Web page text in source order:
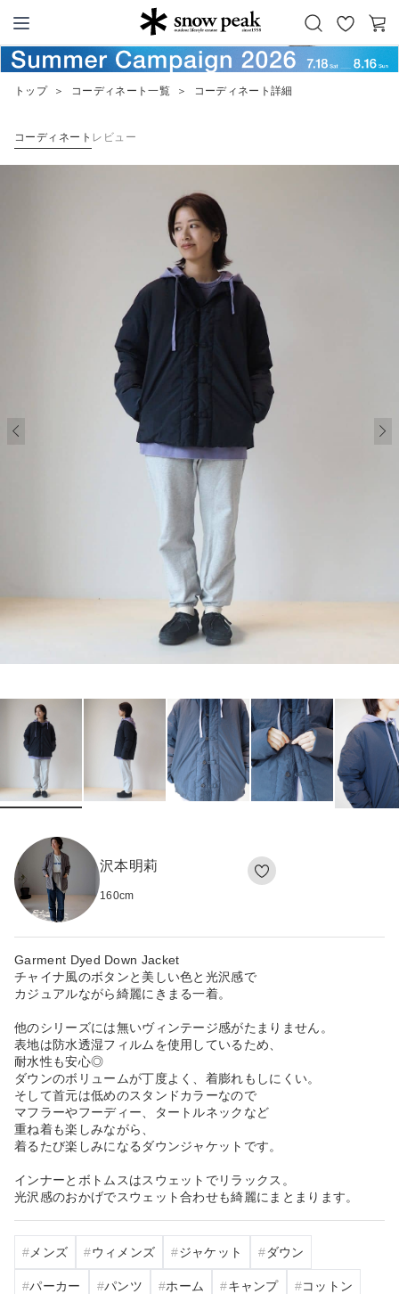
Snow Peak
お
気
カ
ー
トップ ＞ コーディネート一覧 ＞ コーディネート詳細
コーディネート レビュー
沢本明莉
160cm
Garment Dyed Down Jacket
チャイナ風のボタンと美しい色と光沢感で
カジュアルながら綺麗にきまる一着。
他のシリーズには無いヴィンテージ感がたまりません。
表地は防水透湿フィルムを使用しているため、
耐水性も安心◎
ダウンのボリュームが丁度よく、着膨れもしにくい。
そして首元は低めのスタンドカラーなので
マフラーやフーディー、タートルネックなど
重ね着も楽しみながら、
着るたび楽しみになるダウンジャケットです。
インナーとボトムスはスウェットでリラックス。
光沢感のおかげでスウェット合わせも綺麗にまとまります。
メンズ ウィメンズ ジャケット ダウン
パーカー パンツ ホーム キャンプ コットン